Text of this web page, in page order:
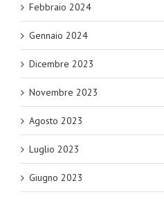
Febbraio 2024
Gennaio 2024
Dicembre 2023
Novembre 2023
Agosto 2023
Luglio 2023
Giugno 2023